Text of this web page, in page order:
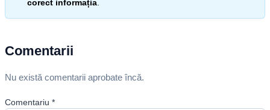
corect informația
Comentarii
Nu există comentarii aprobate încă.
Comentariu *